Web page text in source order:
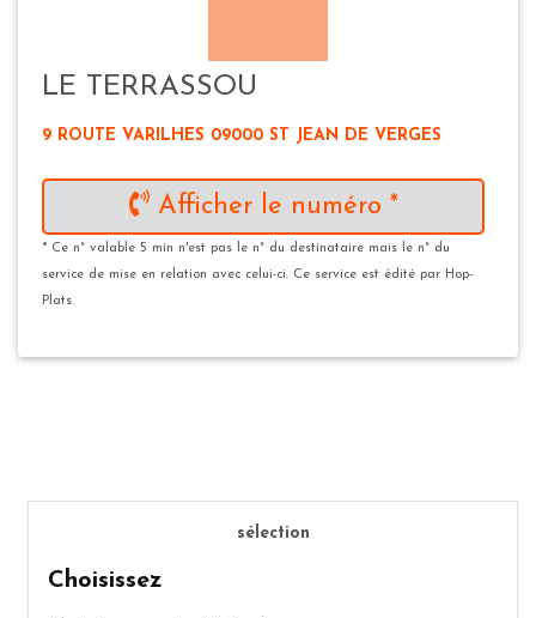
LE TERRASSOU
9 ROUTE VARILHES 09000 ST JEAN DE VERGES
Afficher le numéro *
* Ce n° valable 5 min n'est pas le n° du destinataire mais le n° du
service de mise en relation avec celui-ci. Ce service est édité par Hop-
Plats.
sélection
Choisissez